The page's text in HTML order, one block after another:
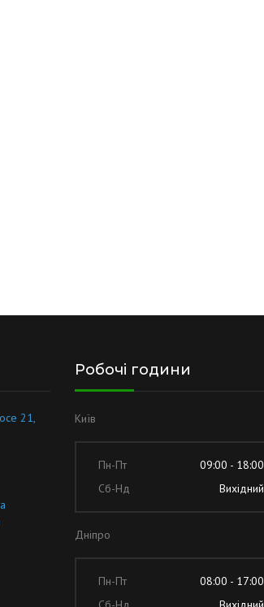
21,
Робочі години
Київ
Пн-Пт
09:00 - 18:00
Сб-Нд
Вихідний
Дніпро
Пн-Пт
08:00 - 17:00